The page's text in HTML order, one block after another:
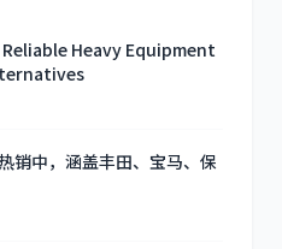
Heavy Equipment
销中，涵盖丰田、宝马、保